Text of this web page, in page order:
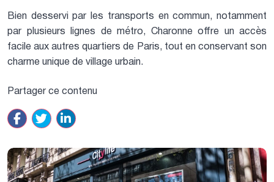
Bien desservi par les transports en commun, notamment
par plusieurs lignes de métro, Charonne offre un accès
facile aux autres quartiers de Paris, tout en conservant son
charme unique de village urbain.
Partager ce contenu